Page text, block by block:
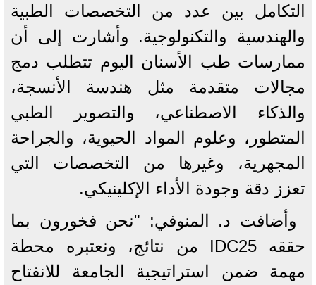
التكامل بين عدد من التخصصات الطبية
والهندسية والتكنولوجية. وأشارت إلى أن
ممارسات طب الأسنان اليوم تتطلب دمج
مجالات متقدمة مثل هندسة الأنسجة،
والذكاء الاصطناعي، والتصوير الطبي
المتطور، وعلوم المواد الحيوية، والجراحة
المجهرية، وغيرها من التخصصات التي
تعزز دقة وجودة الأداء الإكلينيكي.
وأضافت د. المنوفي: "نحن فخورون بما
حققه IDC25 من نتائج، ونعتبره محطة
مهمة ضمن استراتيجية الجامعة للانفتاح